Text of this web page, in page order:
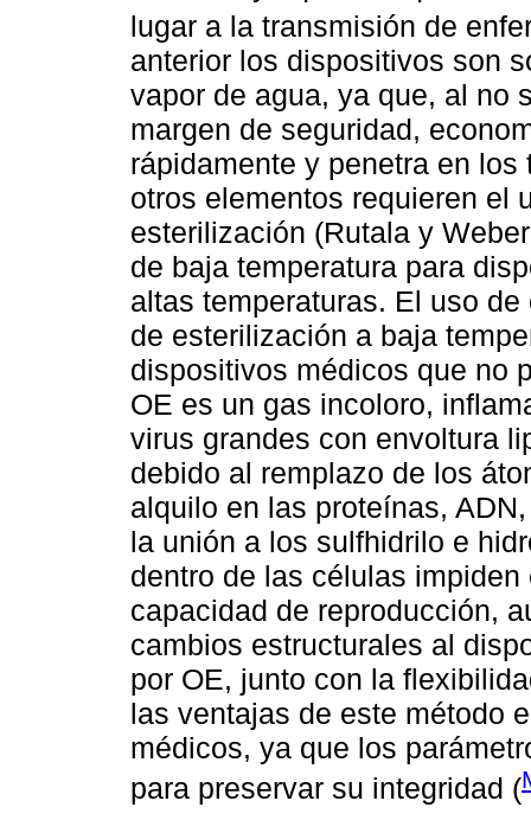
lugar a la transmisión de
anterior los dispositivos son
vapor de agua, ya que, al no
margen de seguridad,
rápidamente y penetra en
otros elementos requieren el
esterilización (Rutala y
de baja temperatura para
altas temperaturas. El uso
de esterilización a baja
dispositivos médicos que no
OE es un gas incoloro,
virus grandes con envoltura
debido al remplazo de los
alquilo en las proteínas,
la unión a los sulfhidrilo e
dentro de las células
capacidad de reproducción,
cambios estructurales al
por OE, junto con la
las ventajas de este método
médicos, ya que los
para preservar su integridad (